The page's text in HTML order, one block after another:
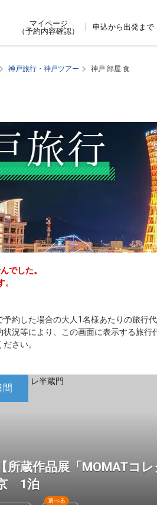
マイページ
（予約内容確認）
申込から出発まで
神戸旅行・神戸ツアー 神戸 部屋 食
でした。
約した場合の大人1名様あたりの旅
況等により、この画面に表示する旅
さい。
間
【所蔵作品展「MOMATコ
1泊
選べる